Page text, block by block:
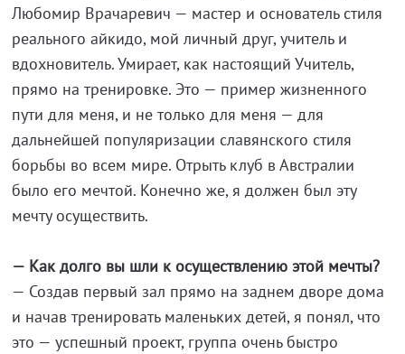
Любомир Врачаревич — мастер и основатель стиля
реального айкидо, мой личный друг, учитель и
вдохновитель. Умирает, как настоящий Учитель,
прямо на тренировке. Это — пример жизненного
пути для меня, и не только для меня — для
дальнейшей популяризации славянского стиля
борьбы во всем мире. Отрыть клуб в Австралии
было его мечтой. Конечно же, я должен был эту
мечту осуществить.
— Как долго вы шли к осуществлению этой мечты?
— Создав первый зал прямо на заднем дворе дома
и начав тренировать маленьких детей, я понял, что
это — успешный проект, группа очень быстро